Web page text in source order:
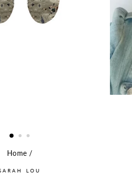
Home /
LOU